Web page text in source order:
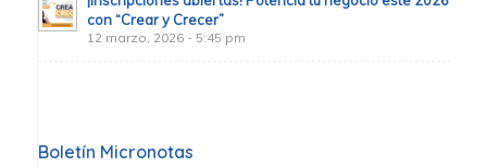
con “Crear y Crecer”
12 marzo, 2026 - 5:45 pm
Boletín Micronotas